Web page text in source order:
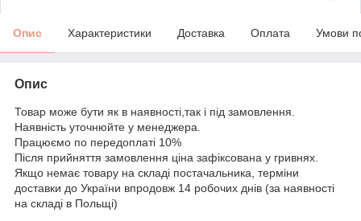
Опис Характеристики Доставка Оплата Умови
Опис
Товар може бути як в наявності,так і під замовлення.
Наявність уточнюйте у менеджера.
Працюємо по передоплаті 10%
Після прийняття замовлення ціна зафіксована у гривнях.
Якщо немає товару на складі постачальника, терміни
доставки до України впродовж 14 робочих днів (за наявності
на складі в Польщі)